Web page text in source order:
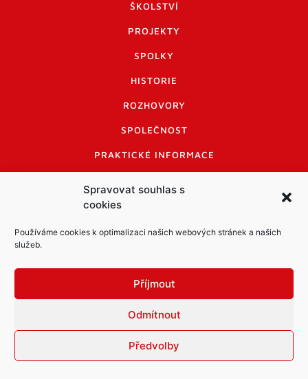
Spravovat souhlas s
cookies
Používáme cookies k optimalizaci našich webových stránek a našich
služeb.
Příjmout
Odmítnout
Předvolby
ŠKOLSTVÍ
PROJEKTY
SPOLKY
HISTORIE
ROZHOVORY
SPOLEČNOST
PRAKTICKÉ INFORMACE
INFORMACE A KODEX DISKUTUJÍCÍCH
LOGO A LOGO MANUÁL
© Město Mníšek pod Brdy
Informace o zpracování osobních údajů